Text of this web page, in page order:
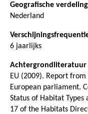
Geografische verdeling
Nederland
6 jaarlijks
Achtergrondliteratuur
EU (2009). Report
European parliament.
Status of Habitat
17 of the Habitats